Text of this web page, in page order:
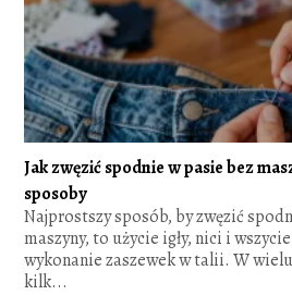
Jak zwęzić spodnie w pasie bez
sposoby
Najprostszy sposób, by zwęzić
maszyny, to użycie igły, nici i
wykonanie zaszewek w talii. W
kilk...